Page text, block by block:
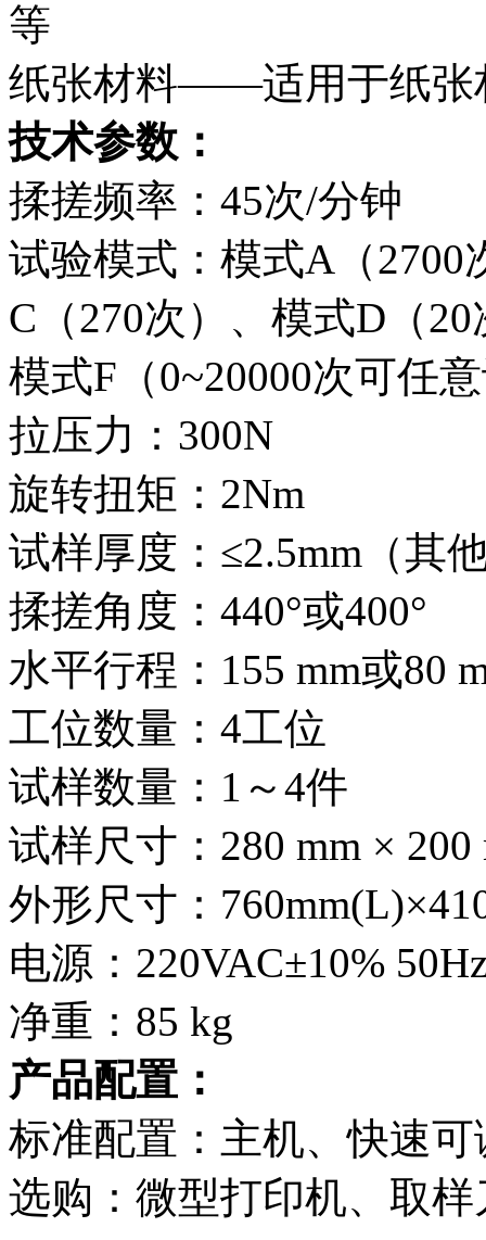
等
纸张材料——适用于纸张
技术参数：
揉搓频率：45次/分钟
试验模式：模式A（2700
C（270次）、模式D（
模式F（0~20000次可任
拉压力：300N
旋转扭矩：2Nm
试样厚度：≤2.5mm（其
揉搓角度：440°或400°
水平行程：155 mm或80
工位数量：4工位
试样数量：1～4件
试样尺寸：280 mm × 200
外形尺寸：
电源：220VAC±10%
净重：85 kg
产品配置：
标准配置：主机、快速
选购：微型打印机、取